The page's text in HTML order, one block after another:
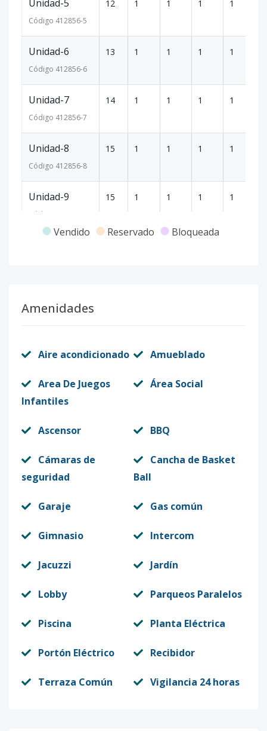
Unidad-5
Código 412856-5
12 1 1 1 1
Unidad-6
Código 412856-6
13 1 1 1 1
Unidad-7
Código 412856-7
14 1 1 1 1
Unidad-8
Código 412856-8
15 1 1 1 1
Unidad-9
Código
15 1 1 1 1
Código 412856-11
Código412856-1
Vendido Reservado Bloqueada
Amenidades
Aire acondicionado Amueblado
Area De Juegos
Infantiles
Área Social
Ascensor BBQ
Cámaras de
seguridad
Cancha de Basket
Ball
Garaje Gas común
Gimnasio Intercom
Jacuzzi Jardín
Lobby Parqueos Paralelos
Piscina Planta Eléctrica
Portón Eléctrico Recibidor
Terraza Común Vigilancia 24 horas